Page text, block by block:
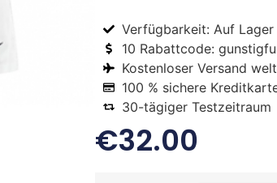
Verfügbarkeit: Auf Lager
10 Rabattcode:
Kostenloser Versand
100 % sichere
30-tägiger Testzeitraum
€32.00